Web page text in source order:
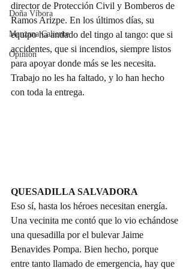
Doña Víbora
Manzana Caliente
Opinión
director de Protección Civil y Bomberos de
Ramos Arizpe. En los últimos días, su
equipo ha andado del tingo al tango: que si
accidentes, que si incendios, siempre listos
para apoyar donde más se les necesita.
Trabajo no les ha faltado, y lo han hecho
con toda la entrega.
QUESADILLA SALVADORA
Eso sí, hasta los héroes necesitan energía.
Una vecinita me contó que lo vio echándose
una quesadilla por el bulevar Jaime
Benavides Pompa. Bien hecho, porque
entre tanto llamado de emergencia, hay que